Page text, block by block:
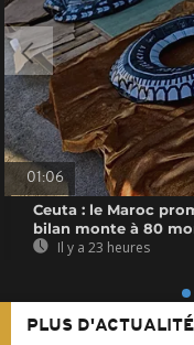
01:06
Ceuta : le Maroc
bilan monte à 80
Il y a 23 heures
PLUS